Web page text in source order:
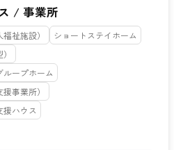
/ 事業所
祉施設）
ショートステイホーム
ープホーム
事業所）
ハウス